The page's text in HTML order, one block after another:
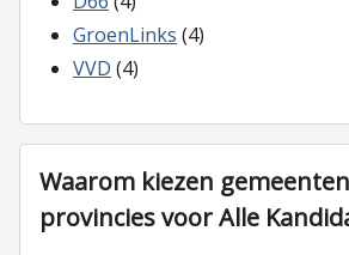
GroenLinks (4)
VVD (4)
Waarom kiezen
provincies voor Alle